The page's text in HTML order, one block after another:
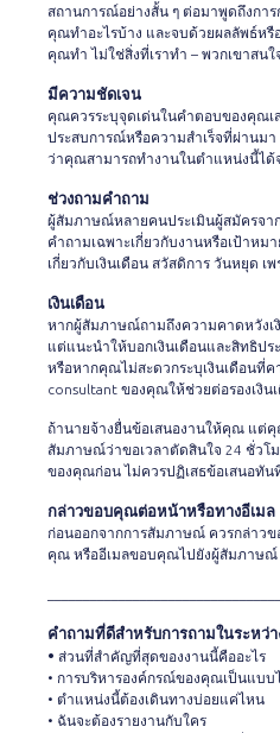
สถานการณ์อย่างสั้น ๆ ต่อมาพูดถึงกา
คุณทำอะไรบ้าง และจบด้วยผลลัพธ์ห
คุณทำ ไม่ใช่สิ่งที่เราทำ – พวกเขาส
มีความชัดเจน
คุณควรระบุจุดเด่นในคำตอบของคุณเ
ประสบการณ์หรือความสำเร็จที่ผ่านม
ว่าคุณสามารถทำงานในตำแหน่งนี้ได้
ช่วงถามคำถาม
ผู้สัมภาษณ์หลายคนประเมินผู้สมัครจา
คำถามเฉพาะเกี่ยวกับงานหรือเป้าหม
เกี่ยวกับเงินเดือน สวัสดิการ วันหยุด เ
เงินเดือน
หากผู้สัมภาษณ์ถามถึงความคาดหวังเ
แต่แนะนำให้บอกเงินเดือนและสิทธิป
หรือหากคุณไม่สะดวกระบุเงินเดือนที่
consultant ของคุณให้ช่วยต่อรองเงิน
ถ้านายจ้างยื่นข้อเสนองานให้คุณ แต่คุ
สัมภาษณ์ว่าขอเวลาตัดสินใจ 24 ชั่วโ
ของคุณก่อน ไม่ควรปฏิเสธข้อเสนอทัน
กล่าวขอบคุณต่อหน้าหรือทางอีเมล
ก่อนออกจากการสัมภาษณ์ ควรกล่าว
คุณ หรืออีเมลขอบคุณไปยังผู้สัมภาษณ์
คำถามที่ดีสำหรับการถามในระหว่
• ส่วนที่สำคัญที่สุดของงานนี้คืออะไร
• การบริหารองค์กรณ์ของคุณเป็นแบบ
• ตำแหน่งนี้ต้องเดินทางบ่อยแค่ไหน
• ฉันจะต้องรายงานกับใคร